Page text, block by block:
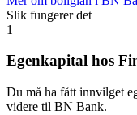
Slik fungerer det
1
Egenkapital hos
Du må ha fått innvilget
videre til BN Bank.